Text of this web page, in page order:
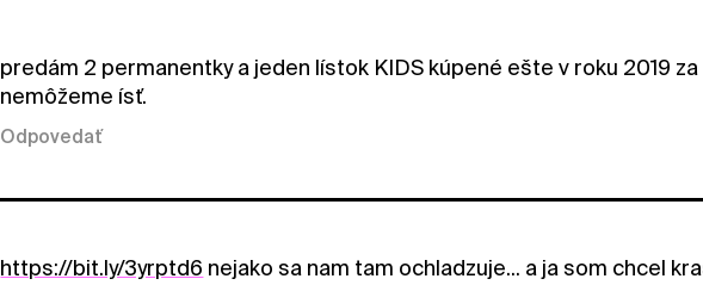
predám 2 permanentky a jeden lístok KIDS kúpené ešte v roku 2019
nemôžeme ísť.
Odpovedať
https://bit.ly/3yrptd6 nejako sa nam tam ochladzuje... a ja som chcel